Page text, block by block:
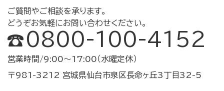
ご質問やご相談を承ります。
どうぞお気軽にお問い合わせください。
0800-100-4152
営業時間/9:00～17:00（水曜定休）
〒981-3212 宮城県仙台市泉区長命ヶ丘3丁目32-5